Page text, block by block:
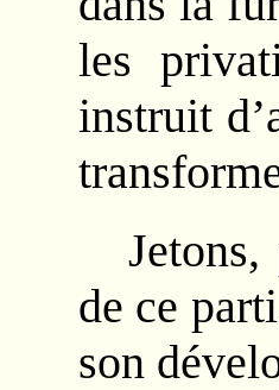
les
instruit
de ce
son